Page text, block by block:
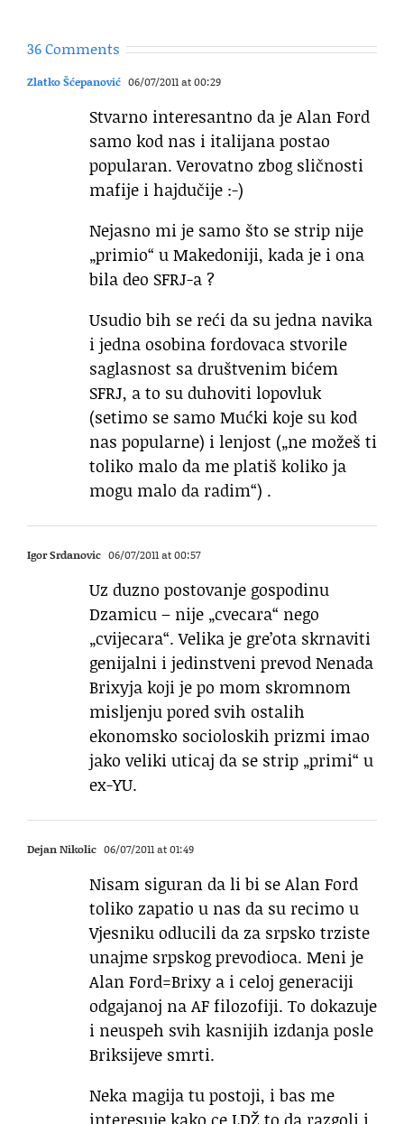
36 Comments
Zlatko Šćepanović 06/07/2011 at 00:29
Stvarno interesantno da je Alan Ford
samo kod nas i italijana postao
popularan. Verovatno zbog sličnosti
mafije i hajdučije :-)
Nejasno mi je samo što se strip nije
„primio“ u Makedoniji, kada je i ona
bila deo SFRJ-a ?
Usudio bih se reći da su jedna navika
i jedna osobina fordovaca stvorile
saglasnost sa društvenim bićem
SFRJ, a to su duhoviti lopovluk
(setimo se samo Mućki koje su kod
nas popularne) i lenjost („ne možeš ti
toliko malo da me platiš koliko ja
mogu malo da radim“) .
Igor Srdanovic 06/07/2011 at 00:57
Uz duzno postovanje gospodinu
Dzamicu – nije „cvecara“ nego
„cvijecara“. Velika je gre’ota skrnaviti
genijalni i jedinstveni prevod Nenada
Brixyja koji je po mom skromnom
misljenju pored svih ostalih
ekonomsko socioloskih prizmi imao
jako veliki uticaj da se strip „primi“ u
ex-YU.
Dejan Nikolic 06/07/2011 at 01:49
Nisam siguran da li bi se Alan Ford
toliko zapatio u nas da su recimo u
Vjesniku odlucili da za srpsko trziste
unajme srpskog prevodioca. Meni je
Alan Ford=Brixy a i celoj generaciji
odgajanoj na AF filozofiji. To dokazuje
i neuspeh svih kasnijih izdanja posle
Briksijeve smrti.
Neka magija tu postoji, i bas me